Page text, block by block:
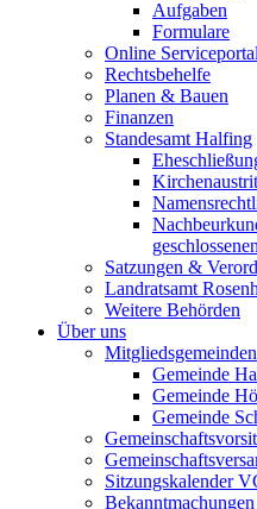
Aufgaben
Formulare
Online Serviceportal
Rechtsbehelfe
Planen & Bauen
Finanzen
Standesamt Halfing
Satzungen &
Landratsamt
Weitere Behörden
Über uns
Mitgliedsgemeinden
Gemeinde
Gemeinde
Gemeinde
Sitzungskalender